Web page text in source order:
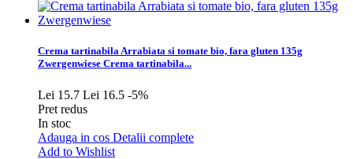
Crema tartinabila Arrabiata si tomate bio, fara gluten 135g
Zwergenwiese Crema tartinabila...
Lei 15.7 Lei 16.5 -5%
Pret redus
In stoc
Adauga in cos Detalii complete
Add to Wishlist